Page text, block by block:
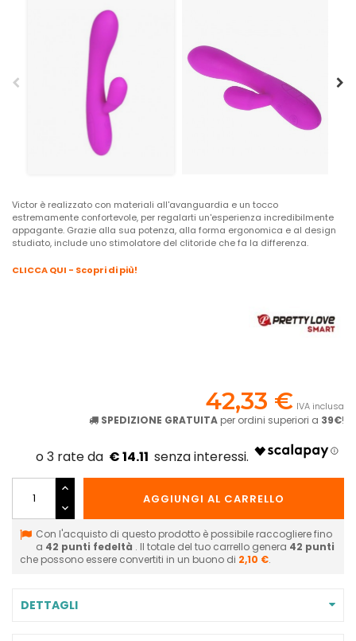
Victor è realizzato con materiali all'avanguardia e un tocco
estremamente confortevole, per regalarti un'esperienza incredibilmente
appagante. Grazie alla sua potenza, alla forma ergonomica e al design
studiato, include uno stimolatore del clitoride che fa la differenza.
CLICCA QUI - Scopri di più!
42,33 € IVA inclusa
SPEDIZIONE GRATUITA per ordini superiori a 39€!
€ 14.11
AGGIUNGI AL CARRELLO
Con l'acquisto di questo prodotto è possibile raccogliere fino
a 42 punti fedeltà . Il totale del tuo carrello genera 42 punti
che possono essere convertiti in un buono di 2,10 €.
DETTAGLI